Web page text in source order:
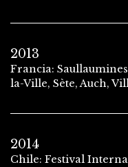
2013
Francia:
la-Ville, Sète, Auch,
2014
Chile: Festival